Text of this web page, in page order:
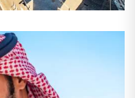
1300 Geschäfte,
– die Zahlen
und
die Dubai Mall
sollte am besten